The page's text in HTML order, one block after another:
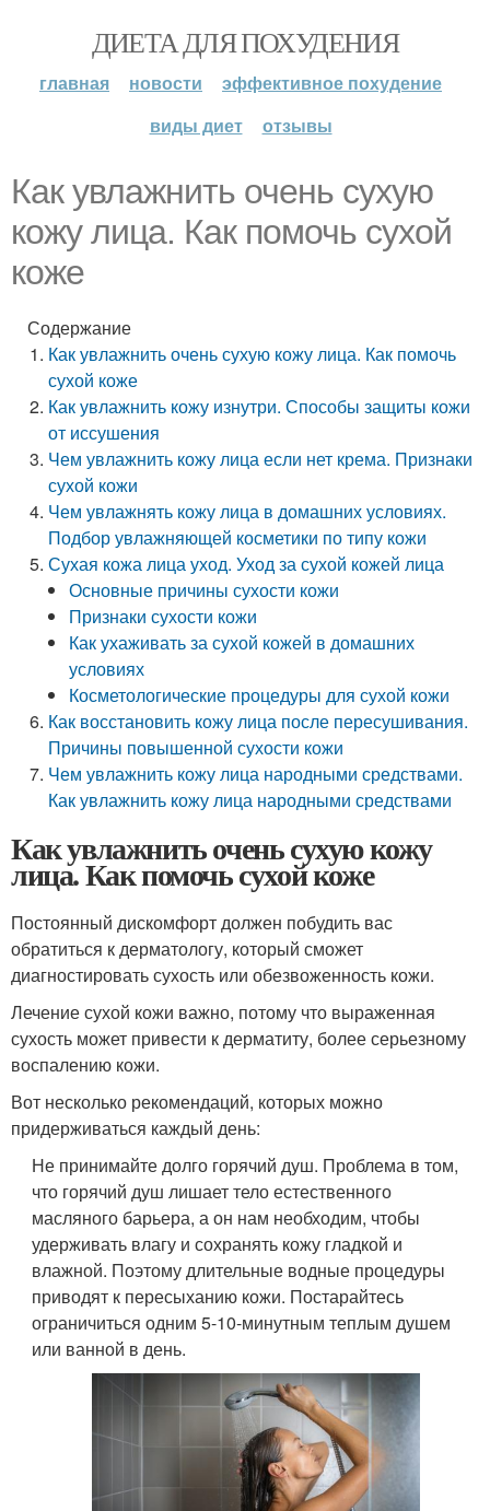
ДИЕТА ДЛЯ ПОХУДЕНИЯ
главная новости
эффективное похудение
виды диет
отзывы
Как увлажнить очень сухую
кожу лица. Как помочь сухой
коже
Содержание
Как увлажнить очень сухую кожу лица. Как помочь
сухой коже
Как увлажнить кожу изнутри. Способы защиты кожи
от иссушения
Чем увлажнить кожу лица если нет крема. Признаки
сухой кожи
Чем увлажнять кожу лица в домашних условиях.
Подбор увлажняющей косметики по типу кожи
Сухая кожа лица уход. Уход за сухой кожей лица
Основные причины сухости кожи
Признаки сухости кожи
Как ухаживать за сухой кожей в домашних
условиях
Косметологические процедуры для сухой кожи
Как восстановить кожу лица после пересушивания.
Причины повышенной сухости кожи
Чем увлажнить кожу лица народными средствами.
Как увлажнить кожу лица народными средствами
Как увлажнить очень сухую кожу
лица. Как помочь сухой коже
Постоянный дискомфорт должен побудить вас
обратиться к дерматологу, который сможет
диагностировать сухость или обезвоженность кожи.
Лечение сухой кожи важно, потому что выраженная
сухость может привести к дерматиту, более серьезному
воспалению кожи.
Вот несколько рекомендаций, которых можно
придерживаться каждый день:
Не принимайте долго горячий душ. Проблема в том,
что горячий душ лишает тело естественного
масляного барьера, а он нам необходим, чтобы
удерживать влагу и сохранять кожу гладкой и
влажной. Поэтому длительные водные процедуры
приводят к пересыханию кожи. Постарайтесь
ограничиться одним 5-10-минутным теплым душем
или ванной в день.